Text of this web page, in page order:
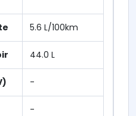
5.6 L/100km
44.0 L
-
-